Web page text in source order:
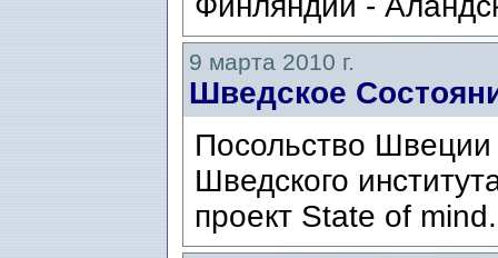
9 марта 2010 г.
Шведское
Посольство
Шведского
проект State of mind.